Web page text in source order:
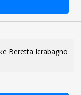
Beretta Idrabagno